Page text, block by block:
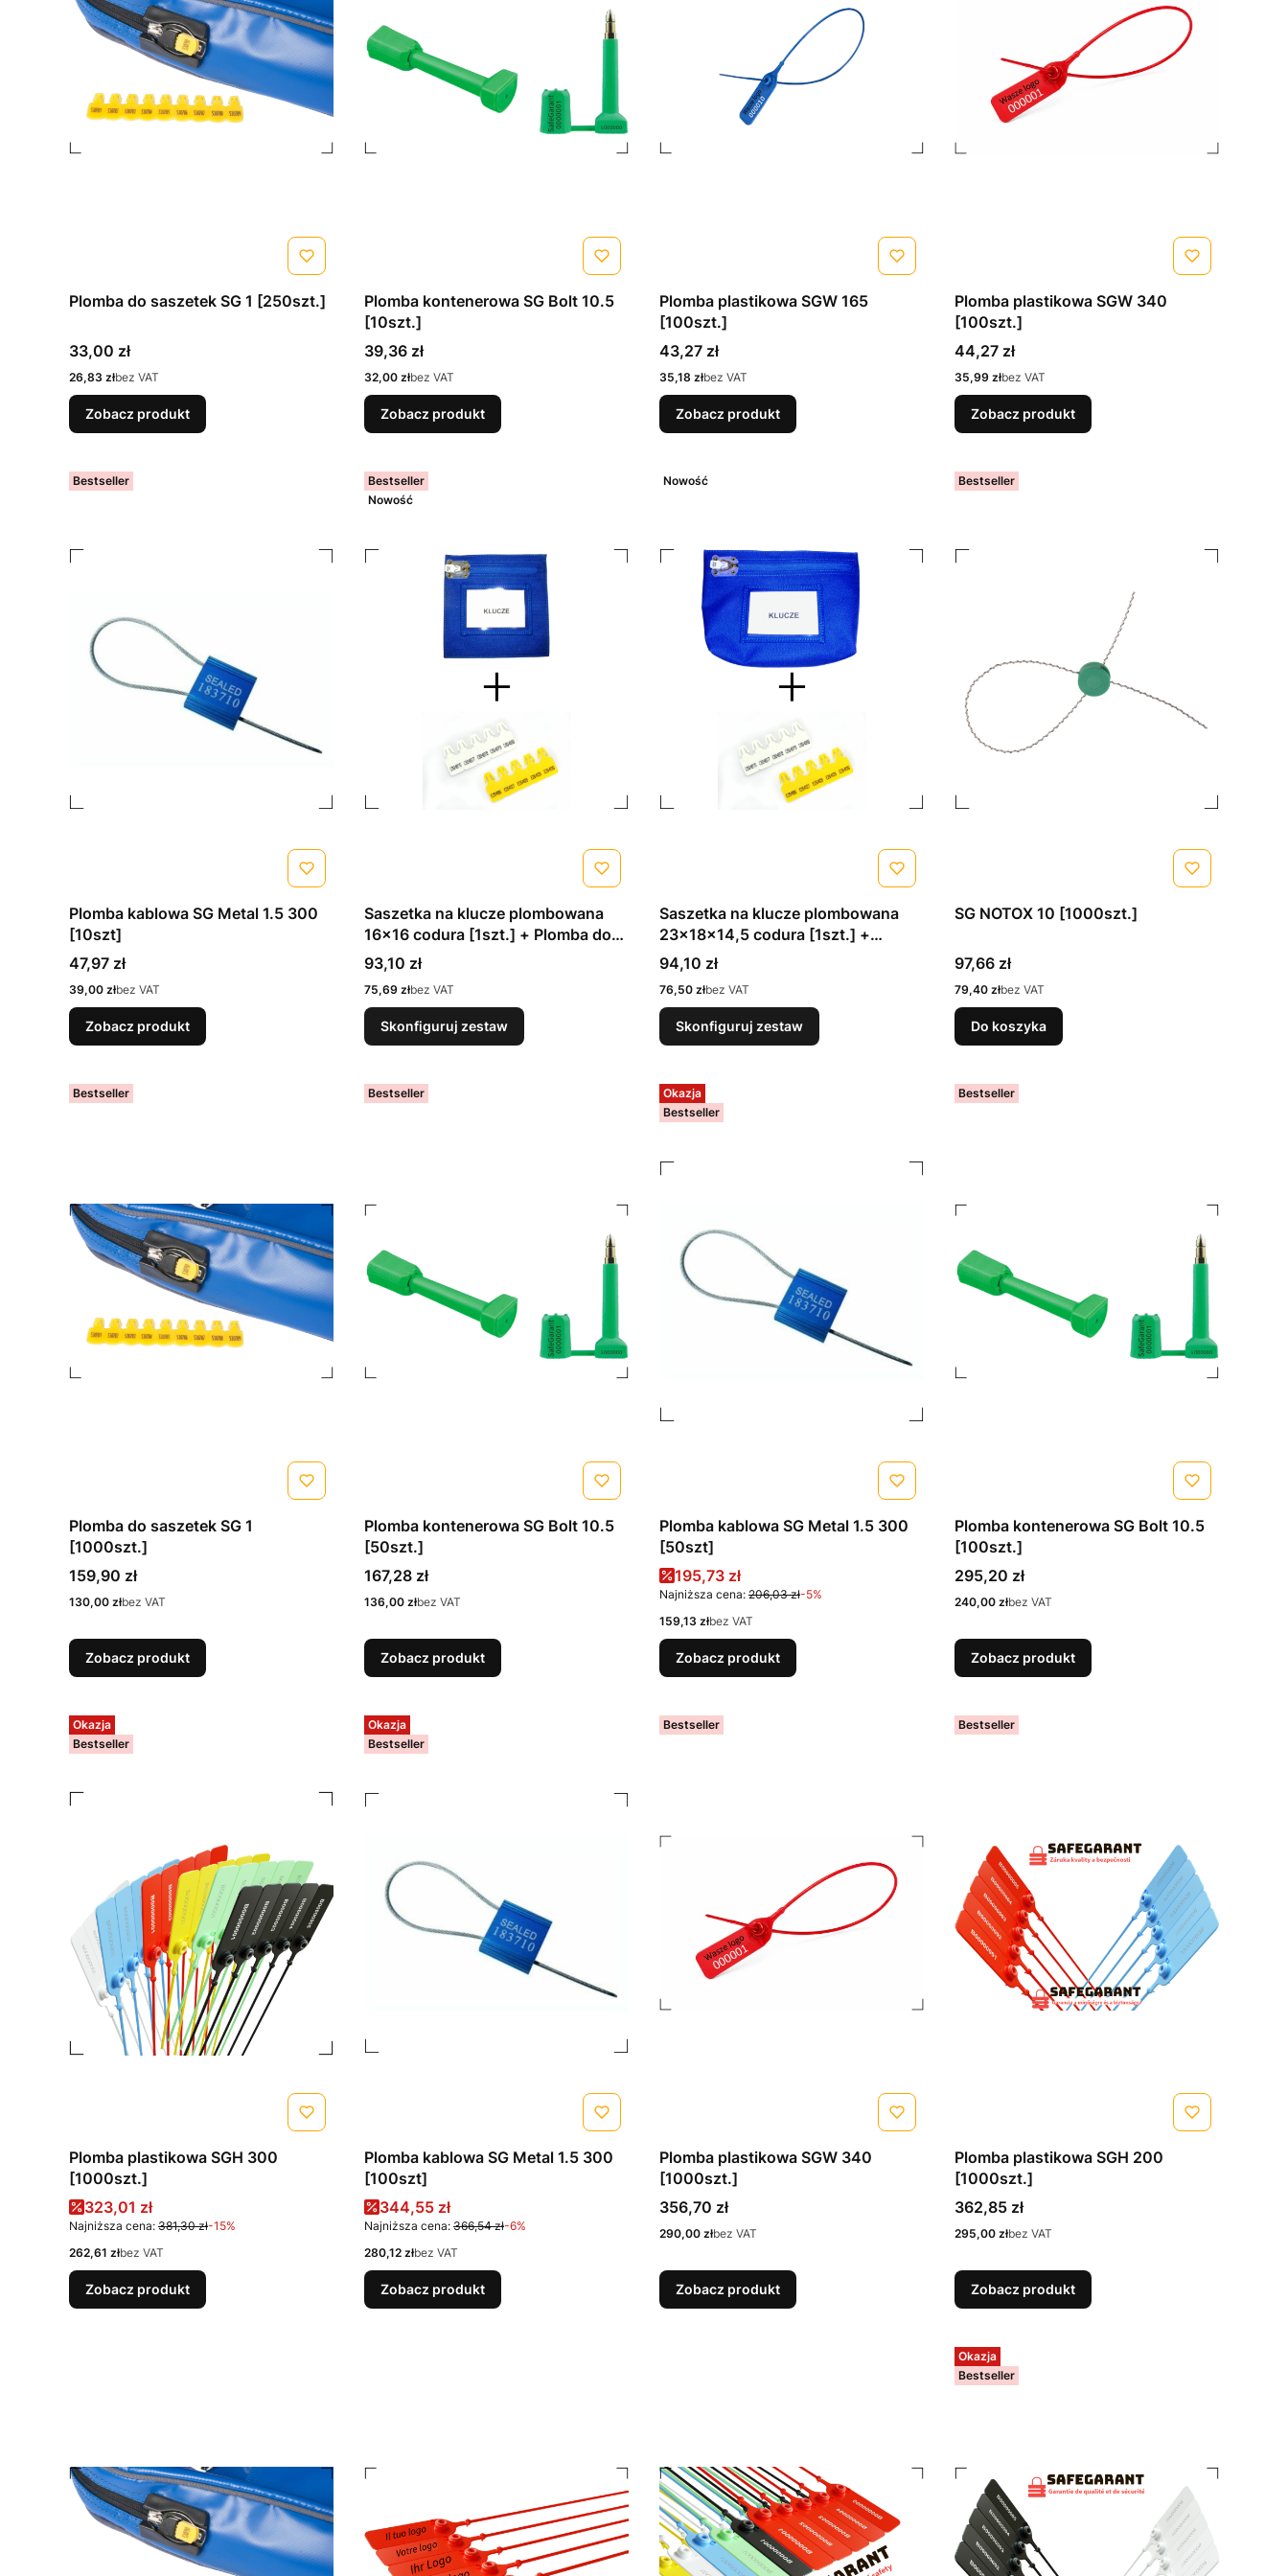
Plomba do saszetek SG 1 [250szt.]
Cena
33,00 zł
Cena
26,83 złbez VAT
Zobacz produkt
Plomba kontenerowa SG Bolt 10.5
[10szt.]
Cena
39,36 zł
Cena
32,00 złbez VAT
Zobacz produkt
Plomba plastikowa SGW 165
[100szt.]
Cena
43,27 zł
Cena
35,18 złbez VAT
Zobacz produkt
Plomba plastikowa SGW 340
[100szt.]
Cena
44,27 zł
Cena
35,99 złbez VAT
Zobacz produkt
Bestseller
Plomba kablowa SG Metal 1.5 300
[10szt]
Cena
47,97 zł
Cena
39,00 złbez VAT
Zobacz produkt
Bestseller
Nowość
Saszetka na klucze plombowana
16x16 codura [1szt.] + Plomba do
saszetek SG 1 [250szt.]
Cena
93,10 zł
Cena
75,69 złbez VAT
Skonfiguruj zestaw
Nowość
Saszetka na klucze plombowana
23x18x14,5 codura [1szt.] +
Plomba do saszetek SG 1 [250szt.]
Cena
94,10 zł
Cena
76,50 złbez VAT
Skonfiguruj zestaw
Bestseller
SG NOTOX 10 [1000szt.]
Cena
97,66 zł
Cena
79,40 złbez VAT
Do koszyka
Bestseller
Plomba do saszetek SG 1
[1000szt.]
Cena
159,90 zł
Cena
130,00 złbez VAT
Zobacz produkt
Bestseller
Plomba kontenerowa SG Bolt 10.5
[50szt.]
Cena
167,28 zł
Cena
136,00 złbez VAT
Zobacz produkt
Okazja
Bestseller
Plomba kablowa SG Metal 1.5 300
[50szt]
Cena promocyjna
195,73 zł
Najniższa cena: 206,03 zł-5%
Cena
159,13 złbez VAT
Zobacz produkt
Bestseller
Plomba kontenerowa SG Bolt 10.5
[100szt.]
Cena
295,20 zł
Cena
240,00 złbez VAT
Zobacz produkt
Okazja
Bestseller
Plomba plastikowa SGH 300
[1000szt.]
Cena promocyjna
323,01 zł
Najniższa cena: 381,30 zł-15%
Cena
262,61 złbez VAT
Zobacz produkt
Okazja
Bestseller
Plomba kablowa SG Metal 1.5 300
[100szt]
Cena promocyjna
344,55 zł
Najniższa cena: 366,54 zł-6%
Cena
280,12 złbez VAT
Zobacz produkt
Bestseller
Plomba plastikowa SGW 340
[1000szt.]
Cena
356,70 zł
Cena
290,00 złbez VAT
Zobacz produkt
Bestseller
Plomba plastikowa SGH 200
[1000szt.]
Cena
362,85 zł
Cena
295,00 złbez VAT
Zobacz produkt
Okazja
Bestseller